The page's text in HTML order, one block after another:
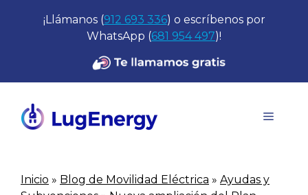
¡Llámanos (912 693 336) o escríbenos por
WhatsApp (681 954 497)!
Menú
Inicio » Blog de Movilidad Eléctrica » Ayudas y